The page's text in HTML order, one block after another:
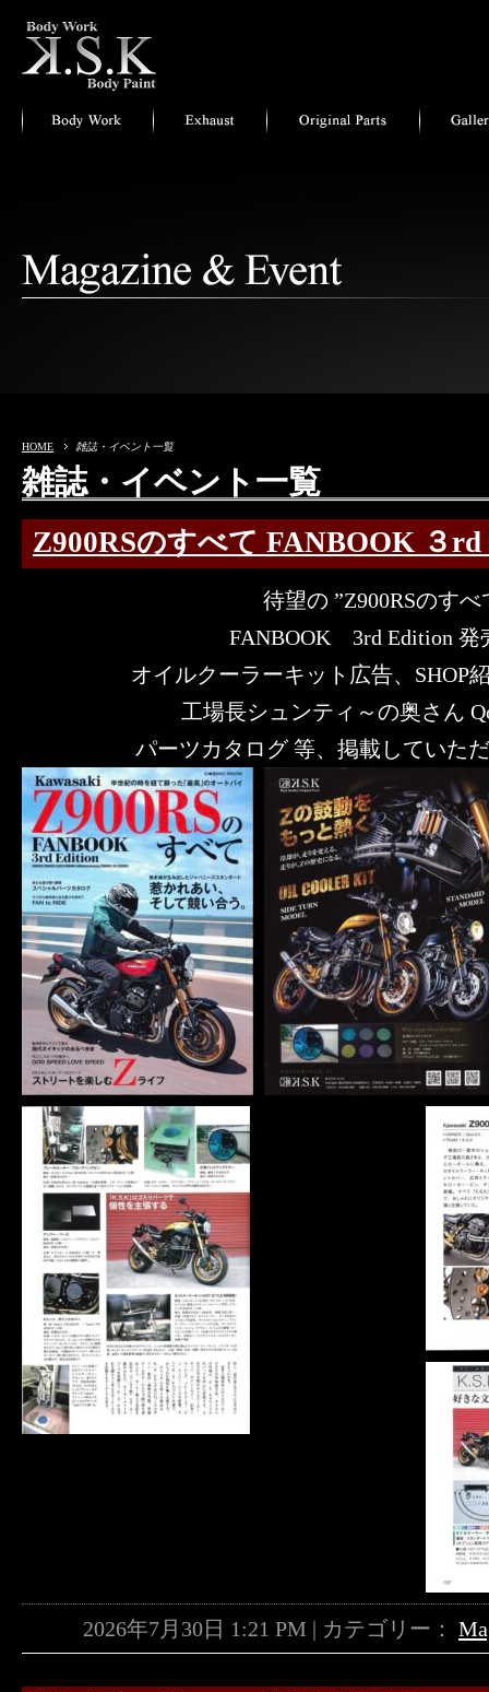
HOME 雑誌・イベント一覧
雑誌・イベント一覧
Z900RSのすべて FANBOOK ３
待望の ”Z900RSのすべ
FANBOOK 3rd Edition 発
オイルクーラーキット広告、SHOP
工場長シュンティ～の奥さん
パーツカタログ 等、掲載していた
2026年7月30日 1:21 PM | カテゴリー：